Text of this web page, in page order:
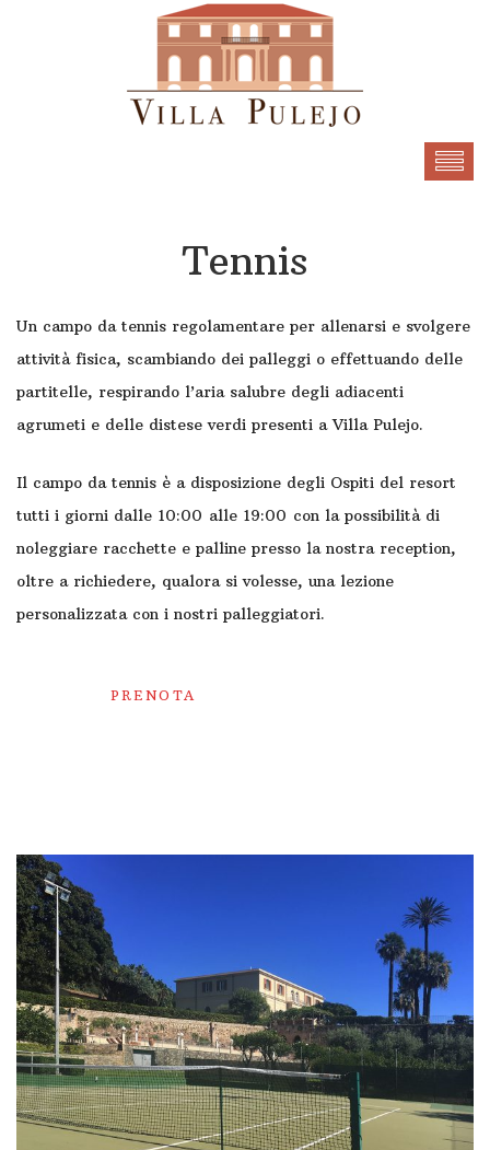
Tennis
Un campo da tennis regolamentare per allenarsi e svolgere
attività fisica, scambiando dei palleggi o effettuando delle
partitelle, respirando l’aria salubre degli adiacenti
agrumeti e delle distese verdi presenti a Villa Pulejo.
Il campo da tennis è a disposizione degli Ospiti del resort
tutti i giorni dalle 10:00 alle 19:00 con la possibilità di
noleggiare racchette e palline presso la nostra reception,
oltre a richiedere, qualora si volesse, una lezione
personalizzata con i nostri palleggiatori.
PRENOTA